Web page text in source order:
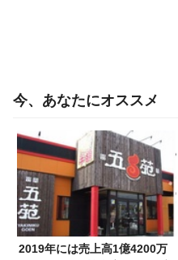
今、あなたにオススメ
2019年には売上高1億4200万